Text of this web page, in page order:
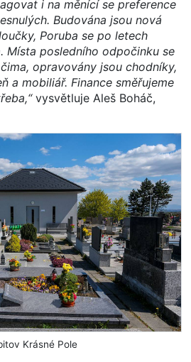
i na měnící se preference
Budována jsou nová
Poruba se po letech
Místa posledního odpočinku se
opravovány jsou chodníky,
a mobiliář. Finance směřujeme
vysvětluje Aleš Boháč,
Krásné Pole